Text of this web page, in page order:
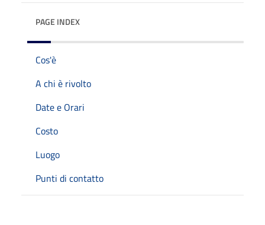
PAGE INDEX
Cos'è
A chi è rivolto
Date e Orari
Costo
Luogo
Punti di contatto